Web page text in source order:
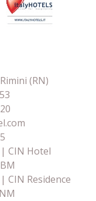
(RN)
| CIN Hotel
CIN Residence